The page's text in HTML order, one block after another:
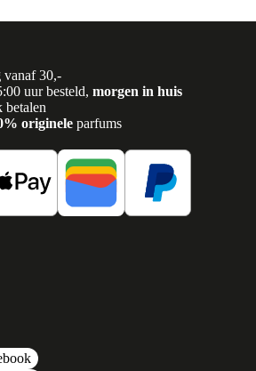
vanaf 30,-
uur besteld, morgen in huis
betalen
originele parfums